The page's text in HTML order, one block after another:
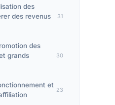
des
des revenus
31
des
grands
30
et
23